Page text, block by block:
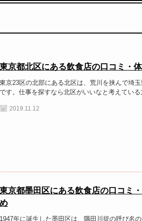
東京都北区にある飲食店の口コミ・
東京23区の北部にある北区は、荒川を挟んで埼
です。仕事を探すなら北区がいいなと考えてい
2019.11.12
東京都墨田区にある飲食店の口コミ
め
1947年に誕生した墨田区は、隅田川提の呼び名